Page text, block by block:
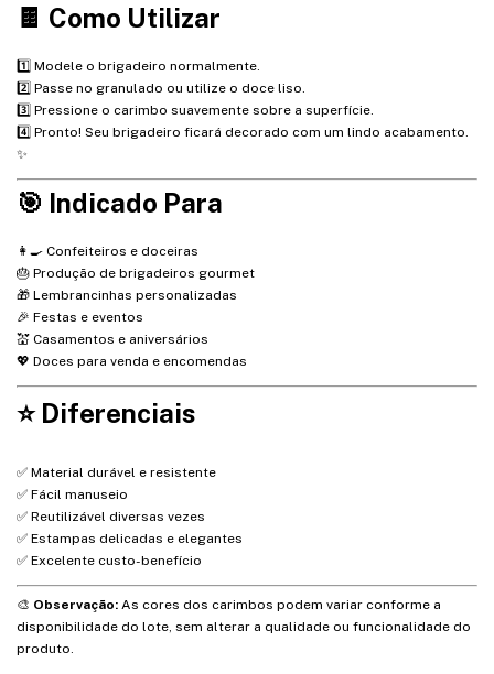
🍫 Como Utilizar
1️⃣ Modele o brigadeiro normalmente.
2️⃣ Passe no granulado ou utilize o doce liso.
3️⃣ Pressione o carimbo suavemente sobre a superfície.
4️⃣ Pronto! Seu brigadeiro ficará decorado com um lindo acabamento.
✨
🎯 Indicado Para
👩‍🍳 Confeiteiros e doceiras
🎂 Produção de brigadeiros gourmet
🎁 Lembrancinhas personalizadas
🎉 Festas e eventos
💒 Casamentos e aniversários
💖 Doces para venda e encomendas
⭐ Diferenciais
✅ Material durável e resistente
✅ Fácil manuseio
✅ Reutilizável diversas vezes
✅ Estampas delicadas e elegantes
✅ Excelente custo-benefício
🎨 Observação: As cores dos carimbos podem variar conforme a
disponibilidade do lote, sem alterar a qualidade ou funcionalidade do
produto.